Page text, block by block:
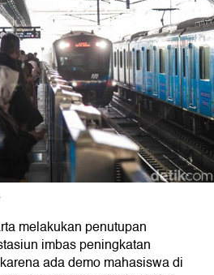
melakukan penutupan
imbas peningkatan
ada demo mahasiswa di